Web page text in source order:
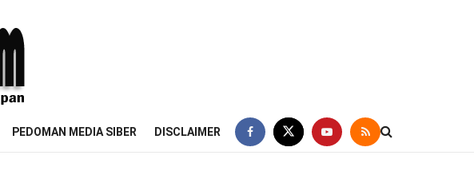
PEDOMAN MEDIA SIBER DISCLAIMER